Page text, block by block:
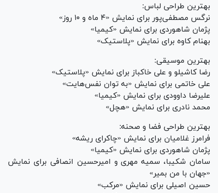
بهترین طراحی لباس:
نرگس مصطفی‌پور برای نمایش «۴ ماه و ۱۰ روز»
پژمان شاهوردی برای نمایش «کیمیا»
بهنام کاوه برای نمایش «پلاستیک»
بهترین موسیقی:
رضا کاشیلو و علی خاکباز برای نمایش «پلاستیک»
علی خاتمی برای نمایش «به توان نفس‌هایت»
علیرضا داوودی برای نمایش «کیمیا»
محمد نادری برای نمایش «هچل»
بهترین طراحی فضا و صحنه:
فرامرز غلامیان برای نمایش «چاکرای ریشه»
پژمان شاهوردی برای نمایش «کیمیا»
سامان شکیبا، سمیه مهری و امیرحسین انصافی برای نمایش
«جهان با من بمیر»
حسین اصیلی برای نمایش «مرکب»